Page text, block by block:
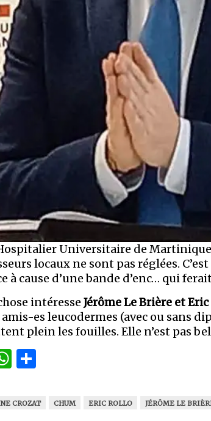
Universitaire de
locaux ne sont pas réglées.
à cause d’une bande d’enc… qui
intéresse Jérôme Le Brière et
es leucodermes (avec ou sans
plein les fouilles. Elle n’est pas
WhatsApp
CROZAT CHUM ERIC ROLLO JÉRÔME LE